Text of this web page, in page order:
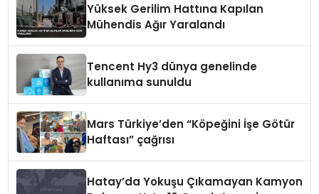
Yüksek Gerilim Hattına Kapılan
Mühendis Ağır Yaralandı
Tencent Hy3 dünya genelinde
kullanıma sunuldu
Mars Türkiye’den “Köpeğini İşe Götür
Haftası” çağrısı
Hatay’da Yokuşu Çıkamayan Kamyon